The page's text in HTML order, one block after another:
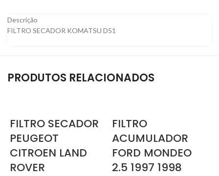
Descrição
FILTRO SECADOR KOMATSU D51
PRODUTOS RELACIONADOS
FILTRO SECADOR
PEUGEOT
CITROEN LAND
ROVER
FILTRO
ACUMULADOR
FORD MONDEO
2.5 1997 1998